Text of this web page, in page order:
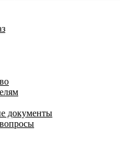
документы